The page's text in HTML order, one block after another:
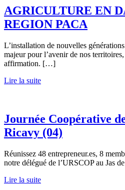
AGRICULTURE EN
REGION PACA
L’installation de nouvelles
majeur pour l’avenir de nos
affirmation. […]
Lire la suite
Journée Coopérative
Ricavy (04)
Réunissez 48 entrepreneur.es, 8
notre délégué de l’URSCOP au Jas
Lire la suite